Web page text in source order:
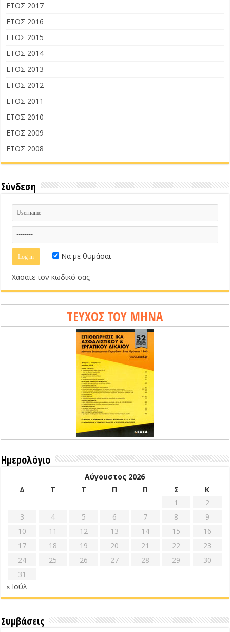
ΕΤΟΣ 2017
ΕΤΟΣ 2016
ΕΤΟΣ 2015
ΕΤΟΣ 2014
ΕΤΟΣ 2013
ΕΤΟΣ 2012
ΕΤΟΣ 2011
ΕΤΟΣ 2010
ΕΤΟΣ 2009
ΕΤΟΣ 2008
Σύνδεση
Να με θυμάσαι
Χάσατε τον κωδικό σας;
ΤΕΥΧΟΣ ΤΟΥ ΜΗΝΑ
Ημερολόγιο
Αύγουστος 2026
Δ
Τ Τ Π Π Σ
Κ
1
2
3
4 5 6 7 8
9
10
11 12 13 14 15
16
17
18 19 20 21 22
23
24
25 26 27 28 29
30
31
« Ιούλ
Συμβάσεις